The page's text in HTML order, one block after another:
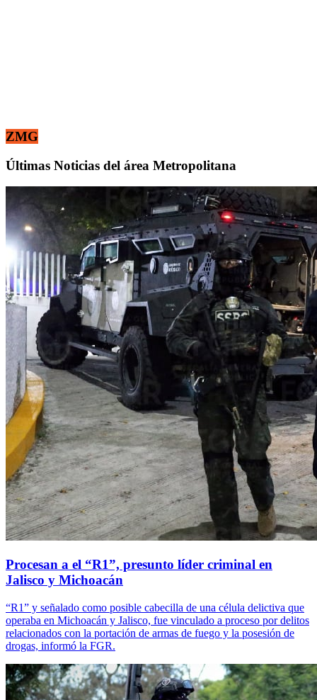
ZMG
Últimas Noticias del área Metropolitana
Procesan a el “R1”, presunto líder criminal en
Jalisco y Michoacán
“R1” y señalado como posible cabecilla de una célula delictiva que
operaba en Michoacán y Jalisco, fue vinculado a proceso por delitos
relacionados con la portación de armas de fuego y la posesión de
drogas, informó la FGR.